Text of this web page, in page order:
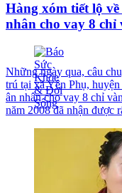
Hàng xóm tiết lộ
nhân cho vay 8 chỉ
Những ngày qua, câu
trú tại xã Yên Phụ,
ân nhân cho vay 8 chỉ
năm 2008 đã nhận được